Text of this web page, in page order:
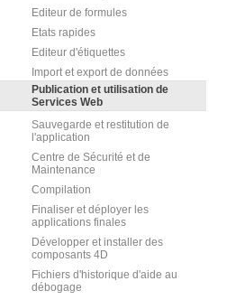
Editeur de formules
Etats rapides
Editeur d'étiquettes
Import et export de données
Publication et utilisation de
Services Web
Sauvegarde et restitution de
l'application
Centre de Sécurité et de
Maintenance
Compilation
Finaliser et déployer les
applications finales
Développer et installer des
composants 4D
Fichiers d'historique d'aide au
débogage